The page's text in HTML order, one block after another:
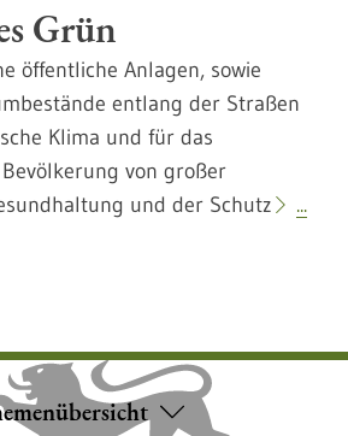
Grün
öffentliche Anlagen, sowie
entlang der Straßen
Klima und für das
von großer
und der Schutz
...